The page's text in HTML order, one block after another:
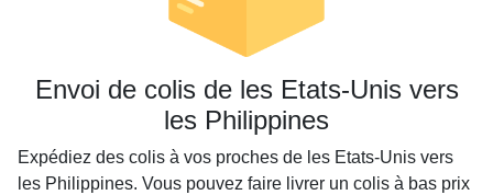
Envoi de colis de les Etats-Unis vers
les Philippines
Expédiez des colis à vos proches de les Etats-Unis vers
les Philippines. Vous pouvez faire livrer un colis à bas prix